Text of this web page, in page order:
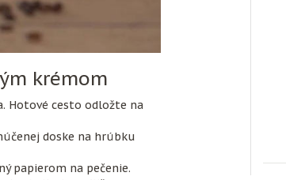
krémom
Hotové cesto odložte na
doske na hrúbku
papierom na pečenie.